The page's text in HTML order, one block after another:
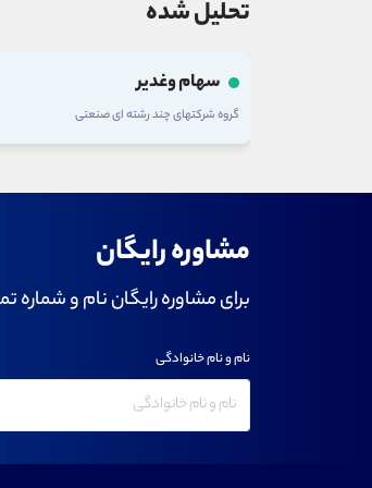
تحلیل شده
سهام وغدیر
گروه شرکتهای چند رشته ای صنعتی
مشاوره رایگان
برای مشاوره رایگان نام و شماره
نام و نام خانوادگی